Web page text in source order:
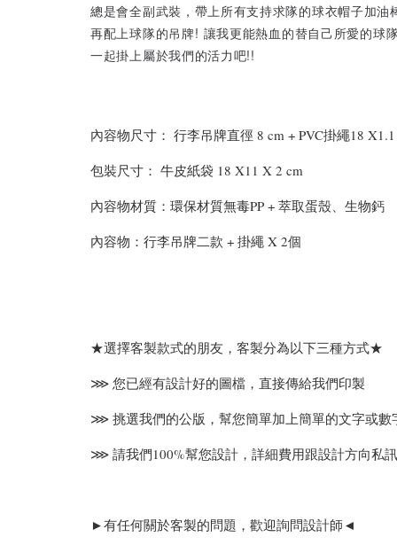
總是會全副武裝，帶上所有支持求隊的球衣帽子加油
再配上球隊的吊牌! 讓我更能熱血的替自己所愛的球
一起掛上屬於我們的活力吧!!
內容物尺寸： 行李吊牌直徑 8 cm + PVC掛繩18
包裝尺寸： 牛皮紙袋 18 X11 X 2 cm
內容物材質：環保材質無毒PP + 萃取蛋殼、生物鈣
內容物：行李吊牌二款 + 掛繩 X 2個
★選擇客製款式的朋友，客製分為以下三種方式★
⋙ 您已經有設計好的圖檔，直接傳給我們印製
⋙ 挑選我們的公版，幫您簡單加上簡單的文字或數
⋙ 請我們100%幫您設計，詳細費用跟設計方向私
►有任何關於客製的問題，歡迎詢問設計師◄